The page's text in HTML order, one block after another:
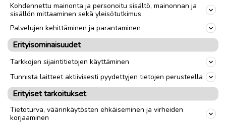
Kohdennettu mainonta ja personoitu sisältö, mainonnan ja
sisällön mittaaminen sekä yleisötutkimus
Palvelujen kehittäminen ja parantaminen
Erityisominaisuudet
Tarkkojen sijaintitietojen käyttäminen
Tunnista laitteet aktiivisesti pyydettyjen tietojen perusteella
Erityiset tarkoitukset
Tietoturva, väärinkäytösten ehkäiseminen ja virheiden
korjaaminen